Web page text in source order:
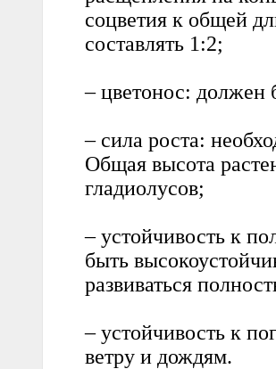
соцветия к общей
составлять 1:2;
– цветонос:
– сила роста:
Общая высота
гладиолусов;
– устойчивость к
быть
развиваться
– устойчивость к
ветру и дождям.